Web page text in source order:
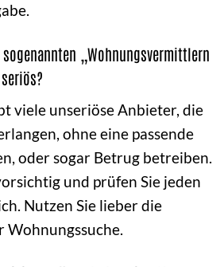
„Wohnungsvermittlern
viele unseriöse Anbieter, die
ohne eine passende
oder sogar Betrug betreiben.
und prüfen Sie jeden
Nutzen Sie lieber die
Wohnungssuche.